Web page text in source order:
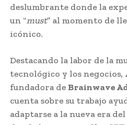
deslumbrante donde la
un “must” al momento de
icónico.
Destacando la labor de la
tecnológico y los negocios,
fundadora deBrainwave
cuenta sobre su trabajo
adaptarse a la nueva era